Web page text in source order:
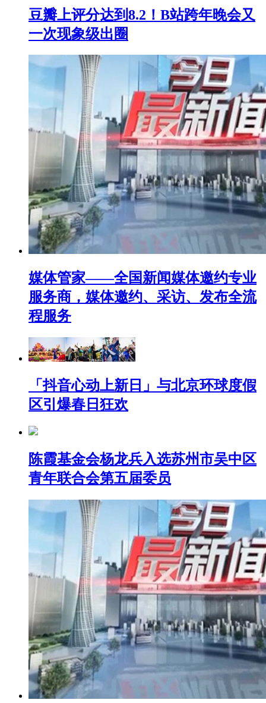
豆瓣上评分达到8.2！B站跨年晚会又
一次现象级出圈
媒体管家——全国新闻媒体邀约专业
服务商，媒体邀约、采访、发布全流
程服务
「抖音心动上新日」与北京环球度假
区引爆春日狂欢
陈霞基金会杨龙兵入选苏州市吴中区
青年联合会第五届委员